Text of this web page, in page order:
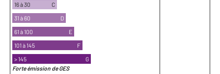
16 à 30
C
31 à 60
D
61 à 100
E
101 à 145
F
> 145
G
Forte émission de GES